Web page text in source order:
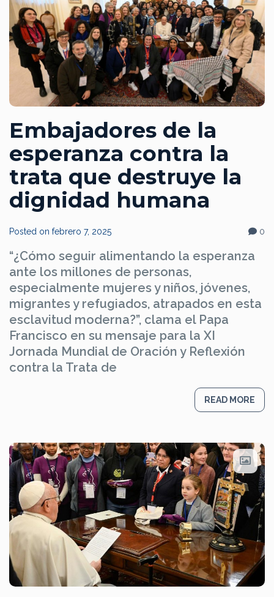
Embajadores de la
esperanza contra la
trata que destruye la
dignidad humana
Posted on febrero 7, 2025 0
“¿Cómo seguir alimentando la esperanza
ante los millones de personas,
especialmente mujeres y niños, jóvenes,
migrantes y refugiados, atrapados en esta
esclavitud moderna?”, clama el Papa
Francisco en su mensaje para la XI
Jornada Mundial de Oración y Reflexión
contra la Trata de
READ MORE